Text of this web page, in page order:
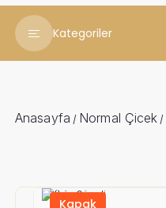
Kategoriler
Babaya
Ferforjeler
Anasayfa / Normal Çicek /
Kapak